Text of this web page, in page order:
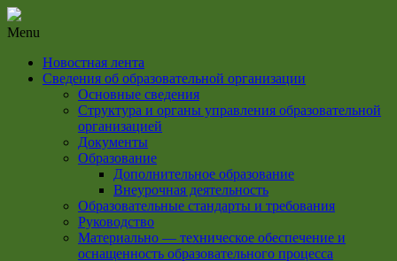
Menu
Новостная лента
Сведения об образовательной организации
Основные сведения
Структура и органы управления образовательной
организацией
Документы
Образование
Дополнительное образование
Внеурочная деятельность
Образовательные стандарты и требования
Руководство
Материально — техническое обеспечение и
оснащенность образовательного процесса